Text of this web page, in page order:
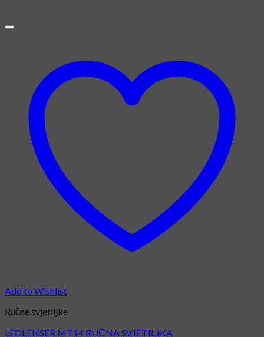
Add to Wishlist
Ručne svjetiljke
LEDLENSER MT14 RUČNA SVJETILJKA